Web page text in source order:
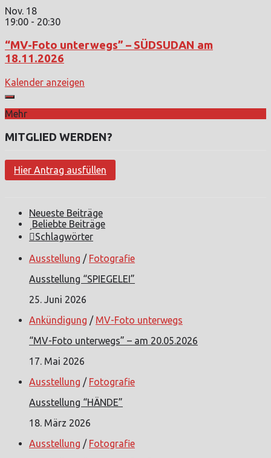
Nov. 18
19:00 - 20:30
“MV-Foto unterwegs” – SÜDSUDAN am
18.11.2026
Kalender anzeigen
Mehr
MITGLIED WERDEN?
Hier Antrag ausfüllen
Neueste Beiträge
Beliebte Beiträge
Schlagwörter
Ausstellung / Fotografie
Ausstellung “SPIEGELEI”
25. Juni 2026
Ankündigung / MV-Foto unterwegs
“MV-Foto unterwegs” – am 20.05.2026
17. Mai 2026
Ausstellung / Fotografie
Ausstellung “HÄNDE”
18. März 2026
Ausstellung / Fotografie